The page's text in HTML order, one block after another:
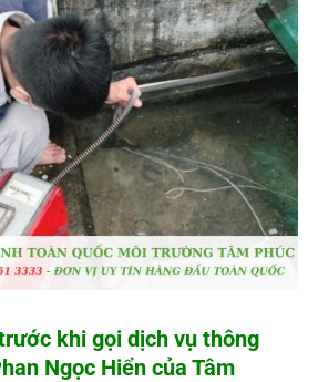
khi gọi dịch vụ thông
Ngọc Hiển của Tâm